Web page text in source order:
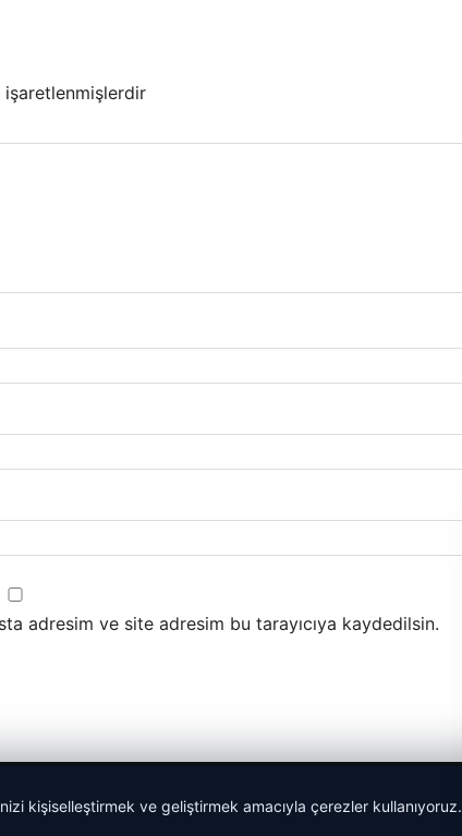
işaretlenmişlerdir
adresim ve site adresim bu tarayıcıya kaydedilsin.
kişiselleştirmek ve geliştirmek amacıyla çerezler kullanıyoruz.